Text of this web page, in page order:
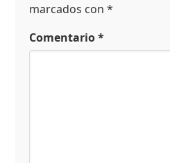
marcados con*
Comentario*